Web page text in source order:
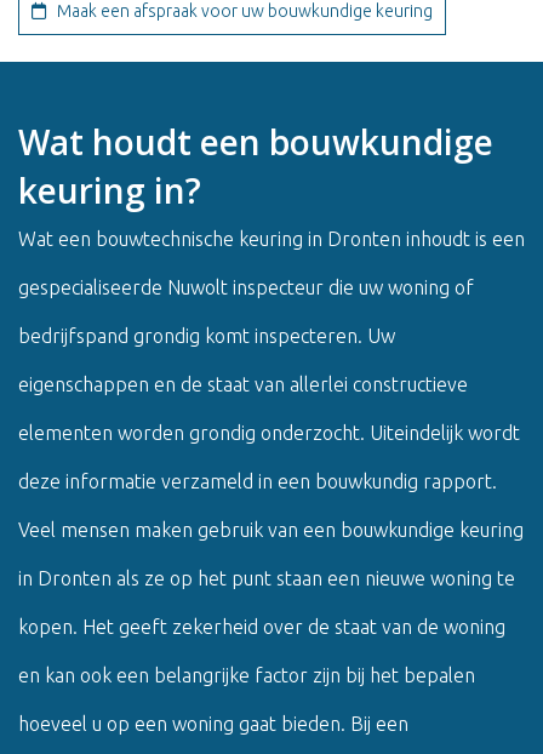
Maak een afspraak voor uw bouwkundige keuring
Wat houdt een bouwkundige
keuring in?
Wat een bouwtechnische keuring in Dronten inhoudt is een
gespecialiseerde Nuwolt inspecteur die uw woning of
bedrijfspand grondig komt inspecteren. Uw
eigenschappen en de staat van allerlei constructieve
elementen worden grondig onderzocht. Uiteindelijk wordt
deze informatie verzameld in een bouwkundig rapport.
Veel mensen maken gebruik van een bouwkundige keuring
in Dronten als ze op het punt staan ​​een nieuwe woning te
kopen. Het geeft zekerheid over de staat van de woning
en kan ook een belangrijke factor zijn bij het bepalen
hoeveel u op een woning gaat bieden. Bij een